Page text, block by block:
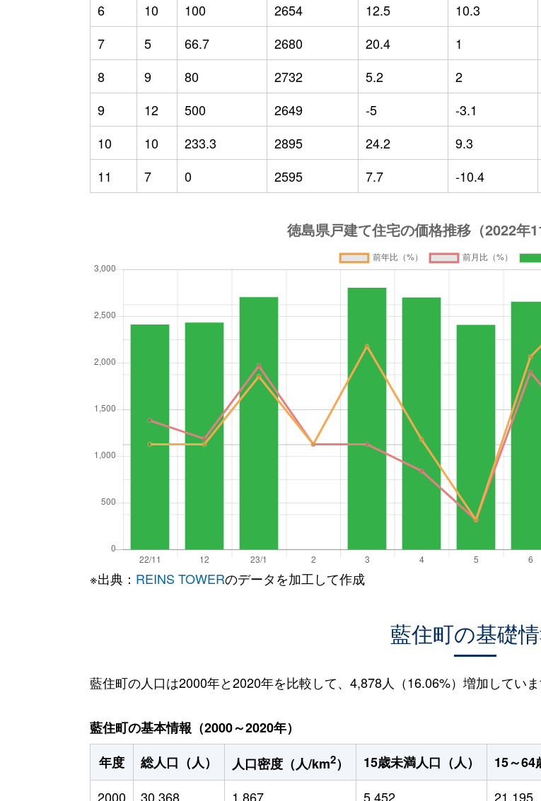
6
10 100 2654 12.5 10.3
7
5 66.7 2680 20.4 1
8
9 80 2732 5.2 2
9
12 500 2649 -5 -3.1
10
10 233.3 2895 24.2 9.3
11
7 0 2595 7.7 -10.4
※出典： REINS TOWERのデータを加工して作成
藍住町の基礎
藍住町の人口は2000年と2020年を比較して、4,878人（16.06%）増加していま
藍住町の基本情報（2000～2020年）
年度
総人口（人） 人口密度（人/km2） 15歳未満人口（人） 15～64
2000
30,368 1,867 5,452 21,195